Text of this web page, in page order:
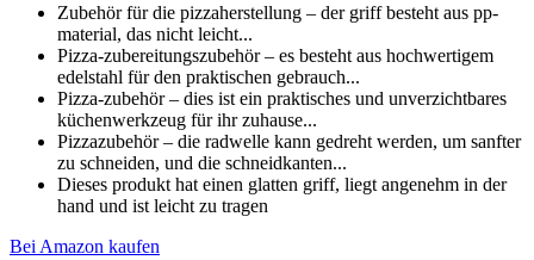
Zubehör für die pizzaherstellung – der griff besteht aus pp-
material, das nicht leicht...
Pizza-zubereitungszubehör – es besteht aus hochwertigem
edelstahl für den praktischen gebrauch...
Pizza-zubehör – dies ist ein praktisches und unverzichtbares
küchenwerkzeug für ihr zuhause...
Pizzazubehör – die radwelle kann gedreht werden, um sanfter
zu schneiden, und die schneidkanten...
Dieses produkt hat einen glatten griff, liegt angenehm in der
hand und ist leicht zu tragen
Bei Amazon kaufen